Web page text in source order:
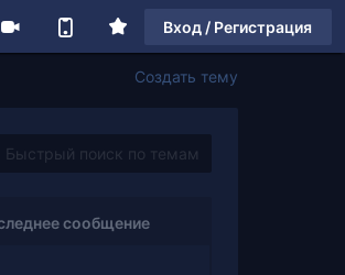
Вход / Регистрация
Создать тему
сообщение